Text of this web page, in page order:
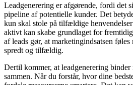
Leadgenerering er afgørende, fordi det
pipeline af potentielle kunder. Det
kun skal stole på tilfældige
aktivt kan skabe grundlaget for
af leads gør, at marketingindsatsen
spredt og tilfældig.
Dertil kommer, at leadgenerering
sammen. Når du forstår, hvor dine